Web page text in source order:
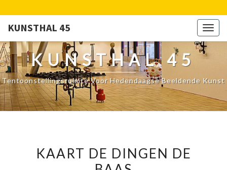
KUNSTHAL 45
KUNSTHAL 45
Tentoonstellingsruimte Voor Hedendaagse Beeldende Kunst
KAART DE DINGEN DE